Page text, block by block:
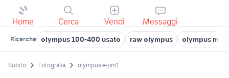
Home Cerca Vendi Messaggi
Ricerche olympus 100-400 usato raw olympus olympus mju
Subito Fotografia olympus e-pm1